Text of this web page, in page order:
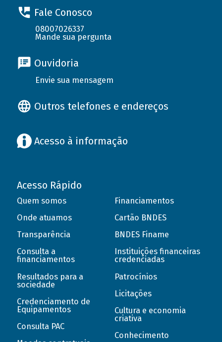
Fale Conosco
08007026337
Mande sua pergunta
Ouvidoria
Envie sua mensagem
Outros telefones e endereços
Acesso à informação
Acesso Rápido
Quem somos
Onde atuamos
Transparência
Consulta a
financiamentos
Resultados para a
sociedade
Credenciamento de
Equipamentos
Consulta PAC
Financiamentos
Cartão BNDES
BNDES Finame
Instituições financeiras
credenciadas
Patrocínios
Licitações
Cultura e economia
criativa
Conhecimento